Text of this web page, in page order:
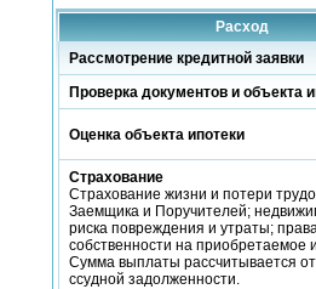
Расход
Рассмотрение кредитной заявки
Проверка документов и объекта
Оценка объекта ипотеки
Страхование
Страхование жизни и потери
Заемщика и Поручителей;
риска повреждения и утраты;
собственности на приобретаемое
Сумма выплаты рассчитывается от
ссудной задолженности.